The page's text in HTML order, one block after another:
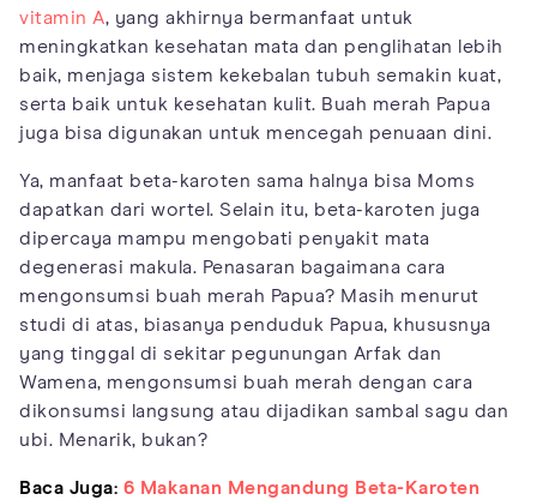
vitamin A, yang akhirnya bermanfaat untuk
meningkatkan kesehatan mata dan penglihatan lebih
baik, menjaga sistem kekebalan tubuh semakin kuat,
serta baik untuk kesehatan kulit. Buah merah Papua
juga bisa digunakan untuk mencegah penuaan dini.
Ya, manfaat beta-karoten sama halnya bisa Moms
dapatkan dari wortel. Selain itu, beta-karoten juga
dipercaya mampu mengobati penyakit mata
degenerasi makula. Penasaran bagaimana cara
mengonsumsi buah merah Papua? Masih menurut
studi di atas, biasanya penduduk Papua, khususnya
yang tinggal di sekitar pegunungan Arfak dan
Wamena, mengonsumsi buah merah dengan cara
dikonsumsi langsung atau dijadikan sambal sagu dan
ubi. Menarik, bukan?
Baca Juga: 6 Makanan Mengandung Beta-Karoten